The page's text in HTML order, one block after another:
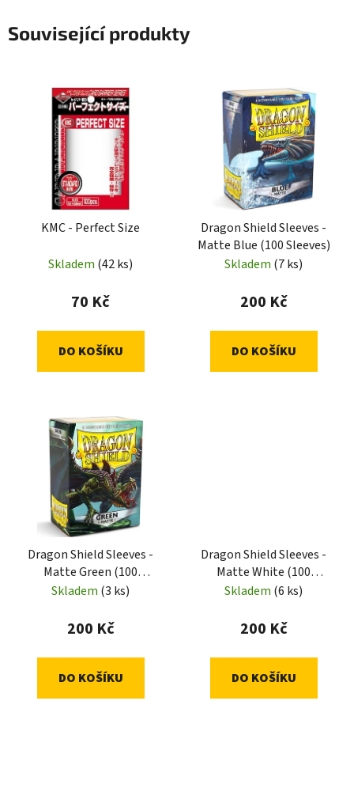
Související produkty
KMC - Perfect Size
Skladem (42 ks)
70 Kč
DO KOŠÍKU
Dragon Shield Sleeves -
Matte Blue (100 Sleeves)
Skladem (7 ks)
200 Kč
DO KOŠÍKU
Dragon Shield Sleeves -
Matte Green (100
Sleeves)
Skladem (3 ks)
200 Kč
DO KOŠÍKU
Dragon Shield Sleeves -
Matte White (100
Sleeves)
Skladem (6 ks)
200 Kč
DO KOŠÍKU